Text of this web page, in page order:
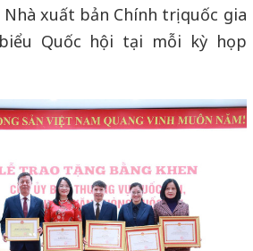
Nhà xuất bản Chính trị quốc gia
Quốc hội tại mỗi kỳ họp